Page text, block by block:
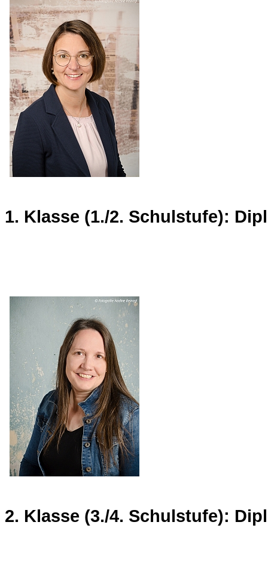
1. Klasse (1./2. Schulstufe):
2. Klasse (3./4. Schulstufe):